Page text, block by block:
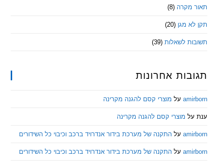
(8)
מגן (20)
לשאלות (39)
אחרונות
עלמוצרי קסם להגנה מקרינה
מוצרי קסם להגנה מקרינה
עלהתקנה של מערכת בידור אנדרויד ברכב וכיבוי כל השידורים
עלהתקנה של מערכת בידור אנדרויד ברכב וכיבוי כל השידורים